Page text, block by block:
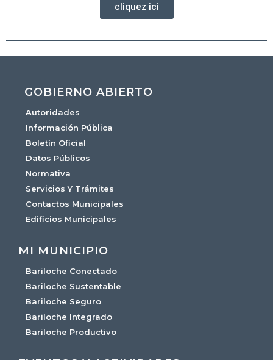
cliquez ici
GOBIERNO ABIERTO
Autoridades
Información Pública
Boletín Oficial
Datos Públicos
Normativa
Servicios Y Trámites
Contactos Municipales
Edificios Municipales
MI MUNICIPIO
Bariloche Conectado
Bariloche Sustentable
Bariloche Seguro
Bariloche Integrado
Bariloche Productivo